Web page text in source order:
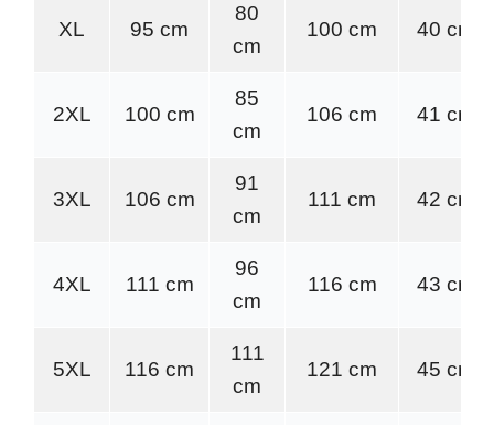
XL 95 cm
80
cm
100 cm 40 cm
2XL 100 cm
85
cm
106 cm 41 cm
3XL 106 cm
91
cm
111 cm 42 cm
4XL 111 cm
96
cm
116 cm 43 cm
5XL 116 cm
111
cm
121 cm 45 cm